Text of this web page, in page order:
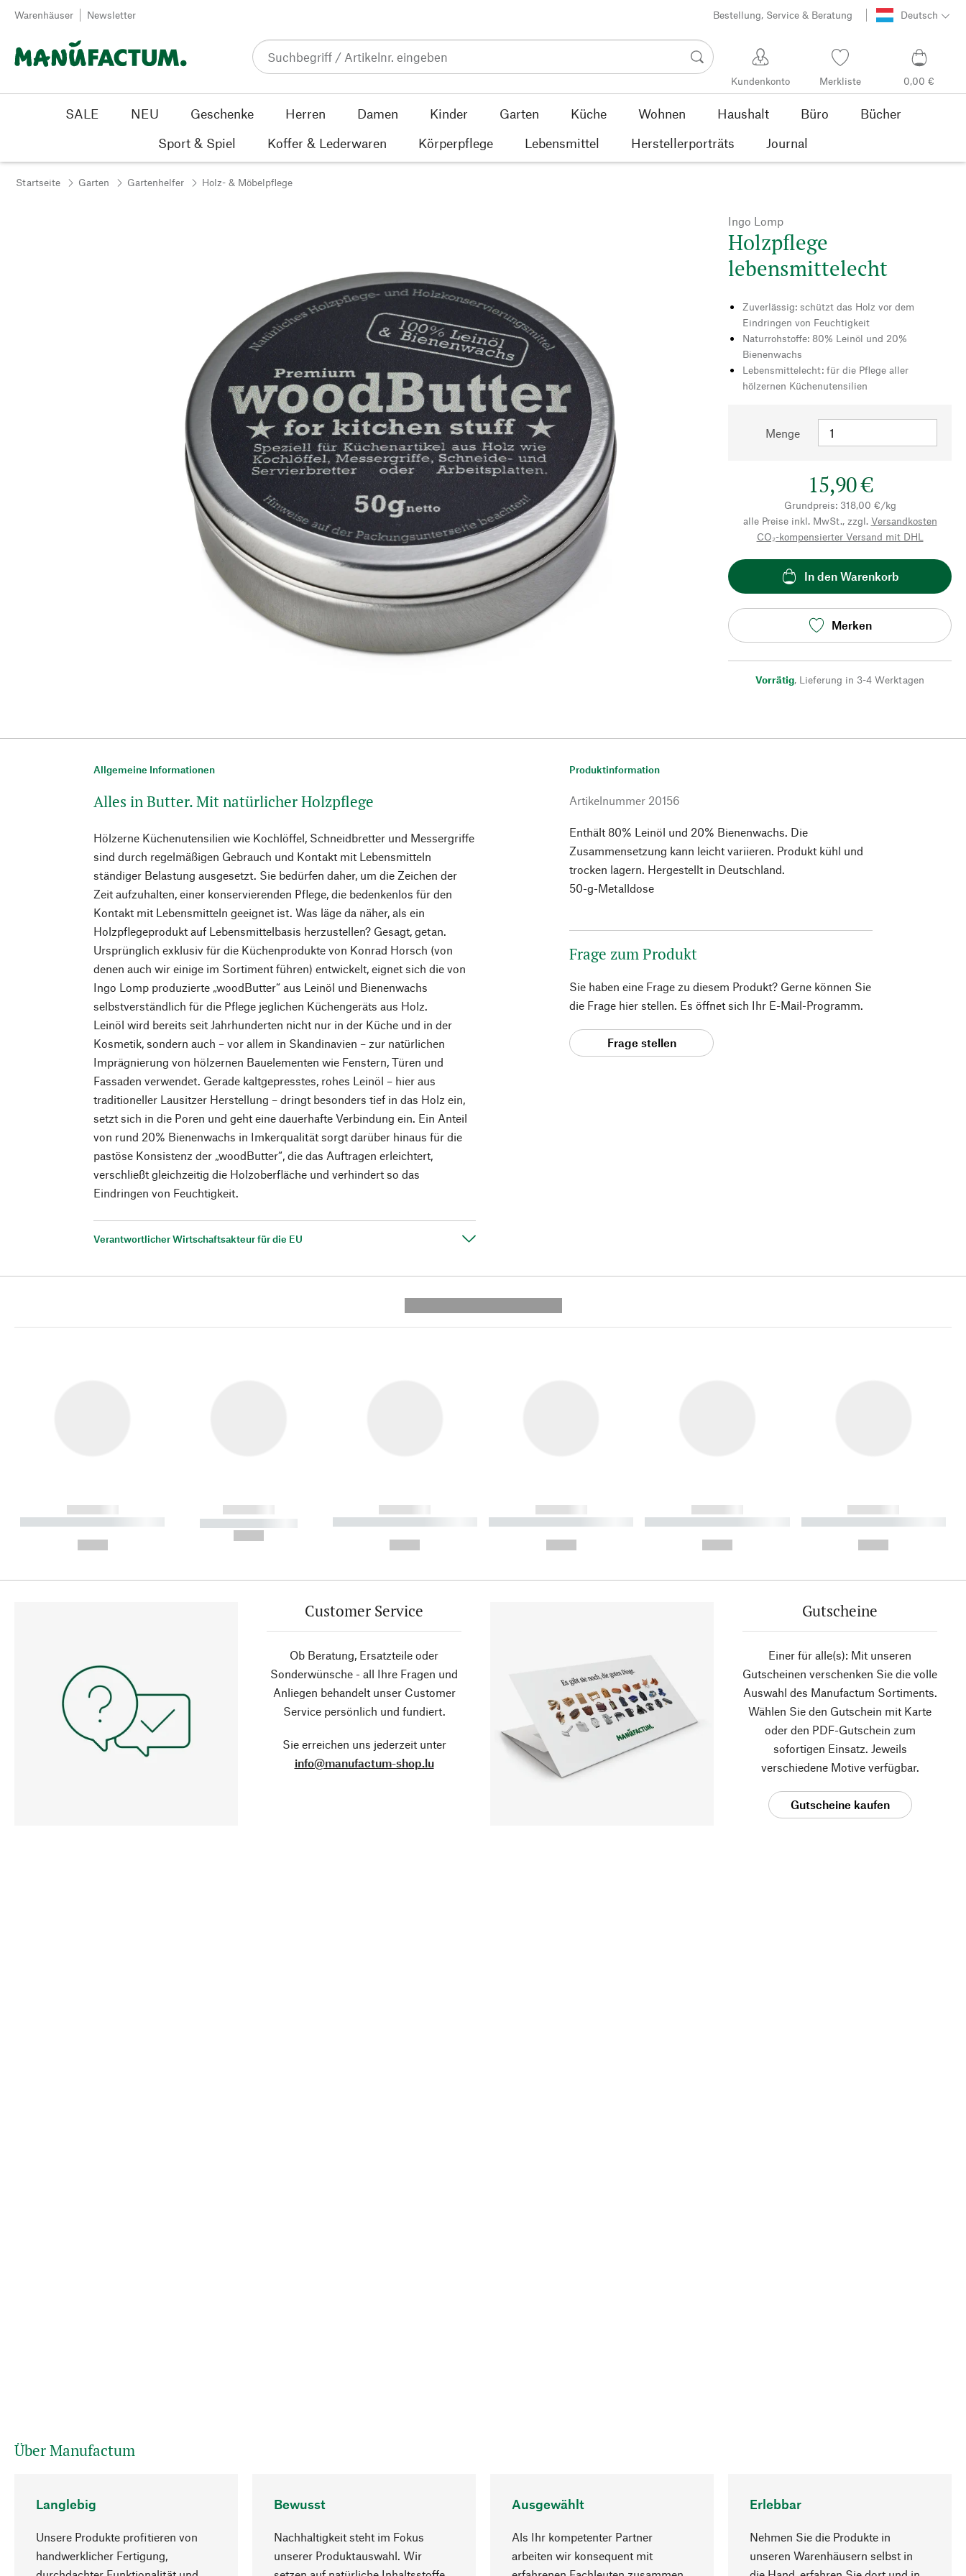
Zum Inhalt springen
Warenhäuser Newsletter Bestellung, Service & Beratung Deutsch
Kundenkonto Merkliste 0,00 €
SALE NEU Geschenke Herren Damen Kinder Garten Küche Wohnen Haushalt Büro
Bücher
Sport & Spiel
Koffer & Lederwaren Körperpflege Lebensmittel Herstellerporträts Journal
Startseite Garten Gartenhelfer Holz- & Möbelpflege
Ingo Lomp
Holzpflege
lebensmittelecht
Zuverlässig: schützt das Holz vor dem
Eindringen von Feuchtigkeit
Naturrohstoffe: 80% Leinöl und 20%
Bienenwachs
Lebensmittelecht: für die Pflege aller
hölzernen Küchenutensilien
Menge
15,90 €
Grundpreis: 318,00 €/kg
alle Preise inkl. MwSt., zzgl. Versandkosten
CO₂-kompensierter Versand mit DHL
In den Warenkorb
Merken
Vorrätig, Lieferung in 3-4 Werktagen
Allgemeine Informationen
Alles in Butter. Mit natürlicher Holzpflege
Hölzerne Küchenutensilien wie Kochlöffel, Schneidbretter und Messergriffe
sind durch regelmäßigen Gebrauch und Kontakt mit Lebensmitteln
ständiger Belastung ausgesetzt. Sie bedürfen daher, um die Zeichen der
Zeit aufzuhalten, einer konservierenden Pflege, die bedenkenlos für den
Kontakt mit Lebensmitteln geeignet ist. Was läge da näher, als ein
Holzpflegeprodukt auf Lebensmittelbasis herzustellen? Gesagt, getan.
Ursprünglich exklusiv für die Küchenprodukte von Konrad Horsch (von
denen auch wir einige im Sortiment führen) entwickelt, eignet sich die von
Ingo Lomp produzierte „woodButter“ aus Leinöl und Bienenwachs
selbstverständlich für die Pflege jeglichen Küchengeräts aus Holz.
Leinöl wird bereits seit Jahrhunderten nicht nur in der Küche und in der
Kosmetik, sondern auch – vor allem in Skandinavien – zur natürlichen
Imprägnierung von hölzernen Bauelementen wie Fenstern, Türen und
Fassaden verwendet. Gerade kaltgepresstes, rohes Leinöl – hier aus
traditioneller Lausitzer Herstellung – dringt besonders tief in das Holz ein,
setzt sich in die Poren und geht eine dauerhafte Verbindung ein. Ein Anteil
von rund 20% Bienenwachs in Imkerqualität sorgt darüber hinaus für die
pastöse Konsistenz der „woodButter“, die das Auftragen erleichtert,
verschließt gleichzeitig die Holzoberfläche und verhindert so das
Eindringen von Feuchtigkeit.
Verantwortlicher Wirtschaftsakteur für die EU
Produktinformation
Artikelnummer 20156
Enthält 80% Leinöl und 20% Bienenwachs. Die
Zusammensetzung kann leicht variieren. Produkt kühl und
trocken lagern. Hergestellt in Deutschland.
50-g-Metalldose
Frage zum Produkt
Sie haben eine Frage zu diesem Produkt? Gerne können Sie
die Frage hier stellen. Es öffnet sich Ihr E-Mail-Programm.
Frage stellen
------------
----------- ----------- ----------
------------
----------- -----------
------------
----------- ----------- ----------
------------
----------- ----------- ----------
------------
----------- ----------- ----------
------------
----------- ----------- ----------
Customer Service
Ob Beratung, Ersatzteile oder
Sonderwünsche - all Ihre Fragen und
Anliegen behandelt unser Customer
Service persönlich und fundiert.
Sie erreichen uns jederzeit unter
info@manufactum-shop.lu
Gutscheine
Einer für alle(s): Mit unseren
Gutscheinen verschenken Sie die volle
Auswahl des Manufactum Sortiments.
Wählen Sie den Gutschein mit Karte
oder den PDF-Gutschein zum
sofortigen Einsatz. Jeweils
verschiedene Motive verfügbar.
Gutscheine kaufen
Über Manufactum
Langlebig
Unsere Produkte profitieren von
handwerklicher Fertigung,
Bewusst
Nachhaltigkeit steht im Fokus
unserer Produktauswahl. Wir
Ausgewählt
Als Ihr kompetenter Partner
arbeiten wir konsequent mit
Erlebbar
Nehmen Sie die Produkte in
unseren Warenhäusern selbst in